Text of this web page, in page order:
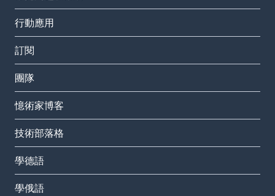
行動應用
訂閱
團隊
憶術家博客
技術部落格
學德語
學俄語